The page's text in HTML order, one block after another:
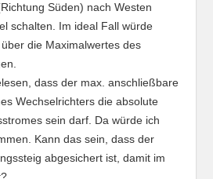
Süden) nach Westen
schalten. Im ideal Fall würde
die Maximalwertes des
dass der max. anschließbare
Wechselrichters die absolute
sein darf. Da würde ich
Kann das sein, dass der
abgesichert ist, damit im